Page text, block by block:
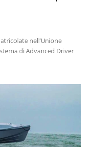
nell’Unione
di Advanced Driver